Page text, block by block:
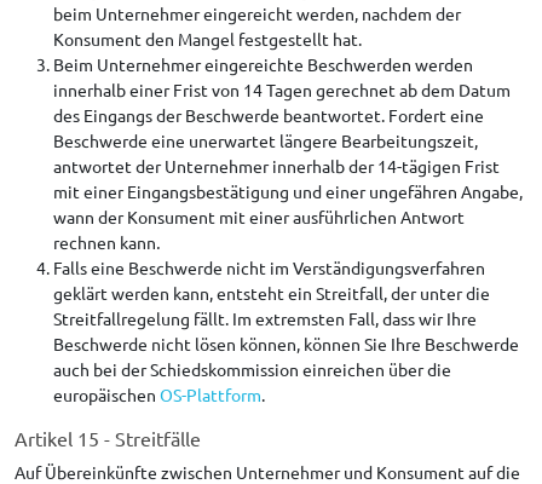
beim Unternehmer eingereicht werden, nachdem der
Konsument den Mangel festgestellt hat.
Beim Unternehmer eingereichte Beschwerden werden
innerhalb einer Frist von 14 Tagen gerechnet ab dem Datum
des Eingangs der Beschwerde beantwortet. Fordert eine
Beschwerde eine unerwartet längere Bearbeitungszeit,
antwortet der Unternehmer innerhalb der 14-tägigen Frist
mit einer Eingangsbestätigung und einer ungefähren Angabe,
wann der Konsument mit einer ausführlichen Antwort
rechnen kann.
Falls eine Beschwerde nicht im Verständigungsverfahren
geklärt werden kann, entsteht ein Streitfall, der unter die
Streitfallregelung fällt. Im extremsten Fall, dass wir Ihre
Beschwerde nicht lösen können, können Sie Ihre Beschwerde
auch bei der Schiedskommission einreichen über die
europäischen OS-Plattform.
Artikel 15 - Streitfälle
Auf Übereinkünfte zwischen Unternehmer und Konsument auf die